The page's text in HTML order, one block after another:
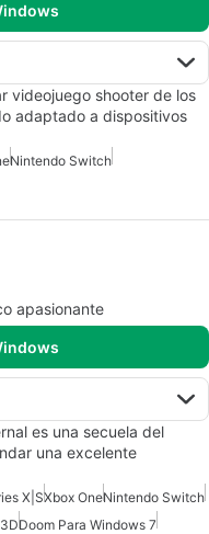
videojuego shooter de los
adaptado a dispositivos
Nintendo Switch
apasionante
es una secuela del
una excelente
X|SXbox OneNintendo Switch
Doom Para Windows 7